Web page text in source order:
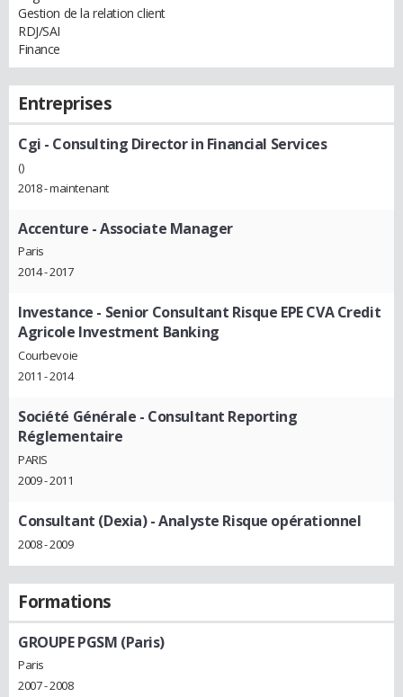
Gestion de la relation client
RDJ/SAI
Finance
Entreprises
Cgi - Consulting Director in Financial Services
()
2018 - maintenant
Accenture - Associate Manager
Paris
2014 - 2017
Investance - Senior Consultant Risque EPE CVA Credit
Agricole Investment Banking
Courbevoie
2011 - 2014
Société Générale - Consultant Reporting
Réglementaire
PARIS
2009 - 2011
Consultant (Dexia)- Analyste Risque opérationnel
2008 - 2009
Formations
GROUPE PGSM (Paris)
Paris
2007 - 2008